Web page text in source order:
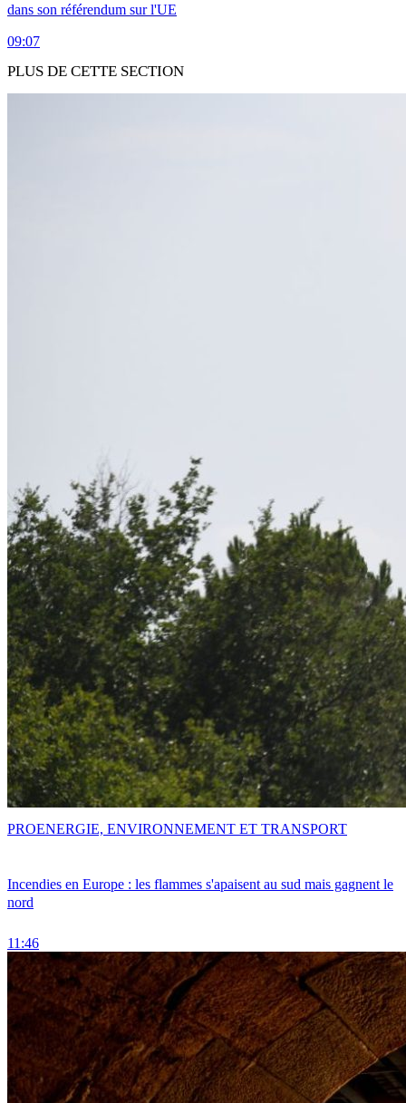
dans son référendum sur l'UE
09:07
PLUS DE CETTE SECTION
Incendies en Europe : les flammes s'apaisent au sud mais gagnent le
nord
11:46
PROENERGIE, ENVIRONNEMENT ET TRANSPORT